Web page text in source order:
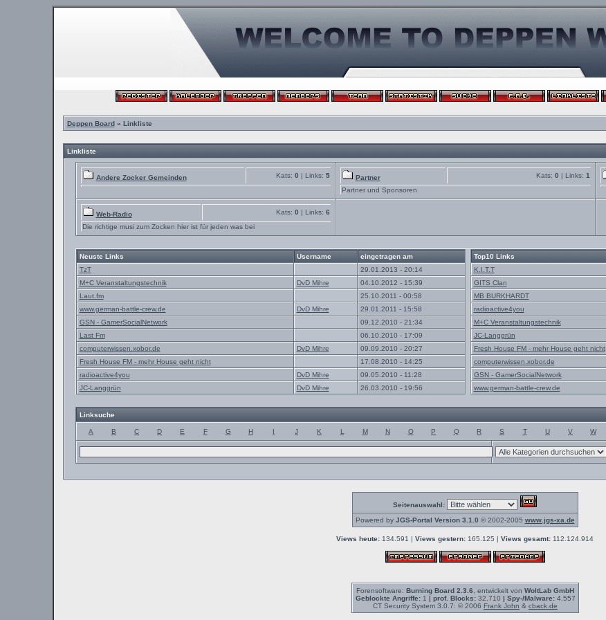
Deppen Board» Linkliste
Linkliste
Andere Zocker Gemeinden Kats: 0 | Links: 5 Partner Kats: 0 | Links: 1
Partner und Sponsoren
Web-Radio Kats: 0 | Links: 6
Die richtige musi zum Zocken hier ist für jeden was bei
Neuste Links Username
eingetragen am
TzT
29.01.2013 - 20:14
M+C Veranstaltungstechnik
DvD Mihre
04.10.2012 - 15:39
Laut.fm
25.10.2011 - 00:58
www.german-battle-crew.de
DvD Mihre
29.01.2011 - 15:58
GSN - GamerSocialNetwork
09.12.2010 - 21:34
Last Fm
06.10.2010 - 17:09
computerwissen.xobor.de
DvD Mihre
09.09.2010 - 20:27
Fresh House FM - mehr House geht nicht
17.08.2010 - 14:25
radioactive4you
DvD Mihre
09.05.2010 - 11:28
JC-Langgrün
DvD Mihre 26.03.2010 - 19:56
Top10 Links
K.I.T.T
GITS Clan
MB BURKHARDT
radioactive4you
M+C Veranstaltungstechnik
JC-Langgrün
Fresh House FM - mehr House geht nicht
computerwissen.xobor.de
GSN - GamerSocialNetwork
www.german-battle-crew.de
Linksuche
A B C D E F G H I J K L M N O P Q R S T U V W
Seitenauswahl:
Powered by JGS-Portal Version 3.1.0 © 2002-2005 www.jgs-xa.de
Views heute: 134.591 | Views gestern: 165.125 | Views gesamt: 112.124.914
Forensoftware: Burning Board 2.3.6 , entwickelt von WoltLab GmbH
Geblockte Angriffe:1 | prof. Blocks:32.710 | Spy-/Malware:4.557
CT Security System 3.0.7: © 2006 Frank John & cback.de